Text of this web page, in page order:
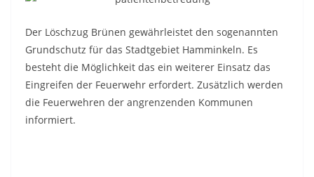
Der Löschzug Brünen gewährleistet den sogenannten
Grundschutz für das Stadtgebiet Hamminkeln. Es
besteht die Möglichkeit das ein weiterer Einsatz das
Eingreifen der Feuerwehr erfordert. Zusätzlich werden
die Feuerwehren der angrenzenden Kommunen
informiert.